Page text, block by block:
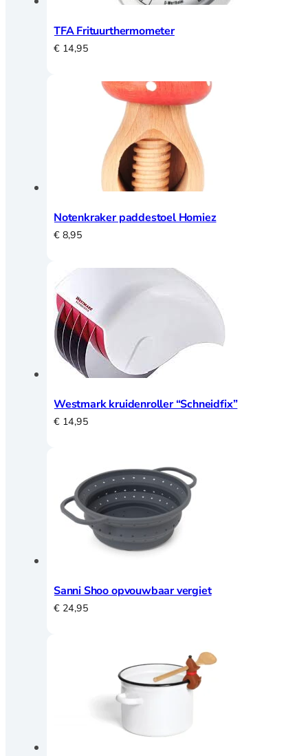
TFA Frituurthermometer
€14,95
Notenkraker paddestoel Homiez
€8,95
Westmark kruidenroller “Schneidfix”
€14,95
Sanni Shoo opvouwbaar vergiet
€24,95